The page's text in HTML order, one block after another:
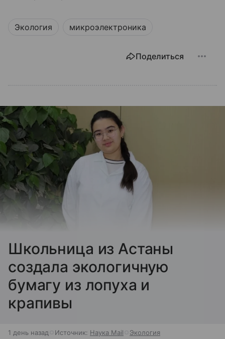
Экология микроэлектроника
Поделиться
Школьница из Астаны
создала экологичную
бумагу из лопуха и
крапивы
1 день назад Источник: Наука Mail Экология